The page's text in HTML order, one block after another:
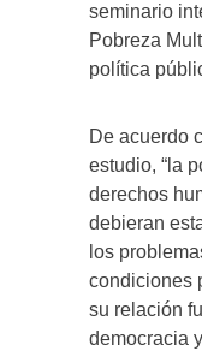
seminario
Pobreza
política
De acuerdo
estudio, “la
derechos
debieran
los
condiciones
su relación
democracia